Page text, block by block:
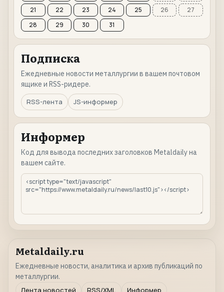
21
22 23 24 25 26
27
28
29 30 31
Подписка
Ежедневные новости металлургии в вашем почтовом
ящике и RSS-ридере.
RSS-лента
JS-информер
Информер
Код для вывода последних заголовков Metaldaily на
вашем сайте.
Metaldaily.ru
Ежедневные новости, аналитика и архив публикаций по
металлургии.
Лента новостей
RSS/XML Информер